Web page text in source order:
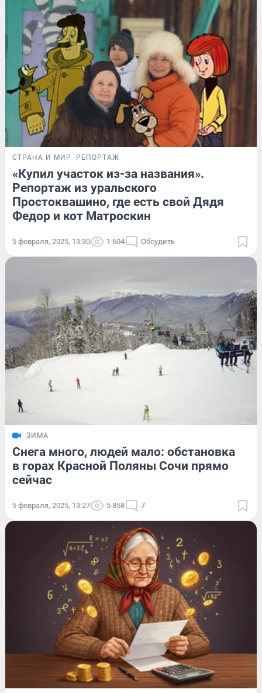
СТРАНА И МИР РЕПОРТАЖ
«Купил участок из-за названия».
Репортаж из уральского
Простоквашино, где есть свой Дядя
Федор и кот Матроскин
5 февраля, 2025, 13:30 1 604 Обсудить
ЗИМА
Снега много, людей мало: обстановка
в горах Красной Поляны Сочи прямо
сейчас
5 февраля, 2025, 13:27 5 858 7